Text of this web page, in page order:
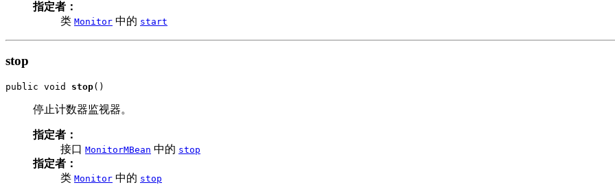
指定者：
类 Monitor 中的 start
stop
public void stop()
停止计数器监视器。
指定者：
接口 MonitorMBean 中的 stop
指定者：
类 Monitor 中的 stop